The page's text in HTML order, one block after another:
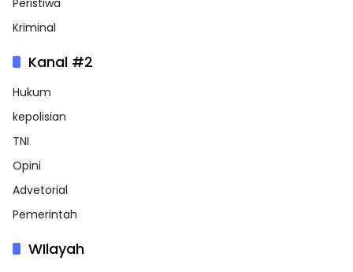
Kriminal
Kanal #2
Hukum
kepolisian
TNI
Opini
Advetorial
Pemerintah
WIlayah